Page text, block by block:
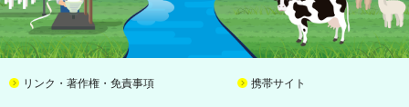
リンク・著作権・免責事項 携帯サイト